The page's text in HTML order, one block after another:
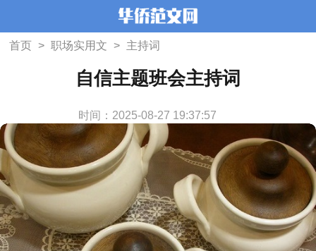
首页 > 职场实用文 > 主持词
自信主题班会主持词
时间：2025-08-27 19:37:57